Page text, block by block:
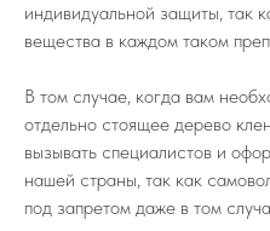
индивидуальной защиты, так
вещества в каждом таком
В том случае, когда вам
отдельно стоящее дерево
вызывать специалистов и
нашей страны, так как
под запретом даже в том